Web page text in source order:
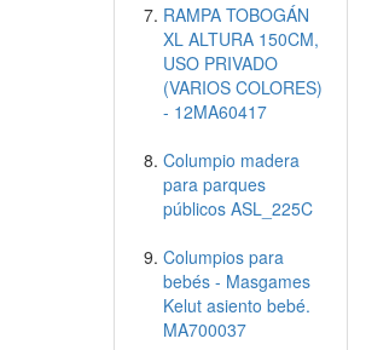
RAMPA TOBOGÁN
XL ALTURA 150CM,
USO PRIVADO
(VARIOS COLORES)
- 12MA60417
Columpio madera
para parques
públicos ASL_225C
Columpios para
bebés - Masgames
Kelut asiento bebé.
MA700037